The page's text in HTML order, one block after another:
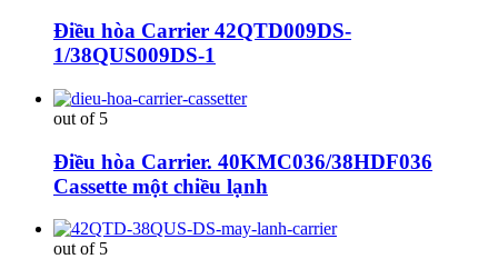
Điều hòa Carrier 42QTD009DS-
1/38QUS009DS-1
out of 5
Điều hòa Carrier. 40KMC036/38HDF036
Cassette một chiều lạnh
out of 5